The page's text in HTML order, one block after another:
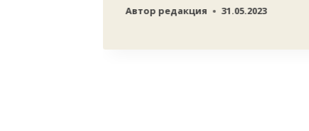
Автор редакция 31.05.2023